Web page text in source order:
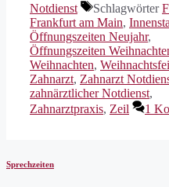
Notdienst
Schlagwörter
Frankfurt am Main,
Öffnungszeiten Neujahr,
Öffnungszeiten
Weihnachten,
Zahnarzt, Zahnarzt
zahnärztlicher Notdienst,
Zahnarztpraxis, Zeil 1
Sprechzeiten